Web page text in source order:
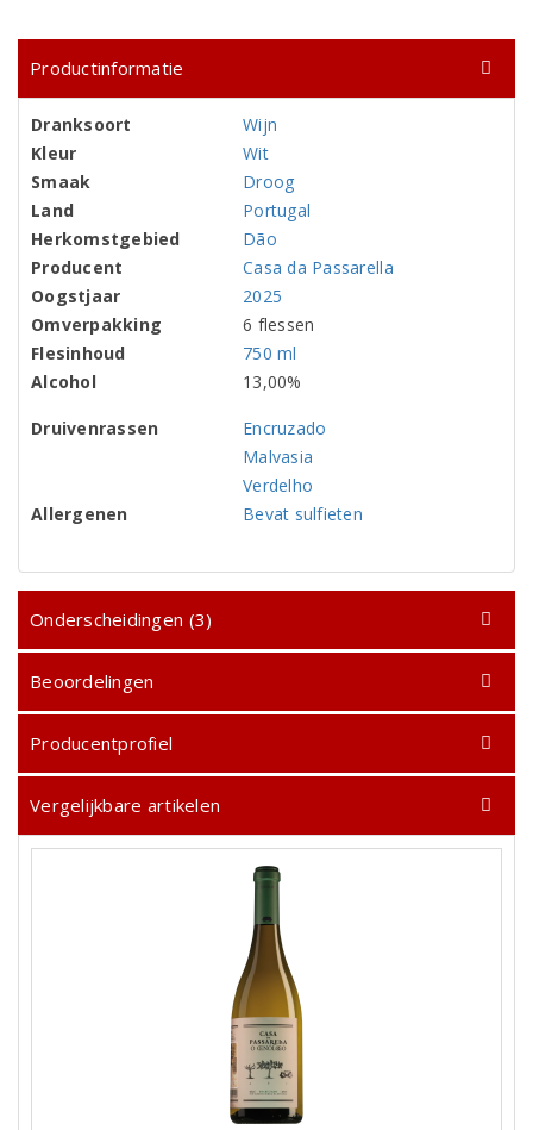
Productinformatie
Dranksoort
Wijn
Kleur
Wit
Smaak
Droog
Land
Portugal
Herkomstgebied
Dão
Producent
Casa da Passarella
Oogstjaar
2025
Omverpakking
6 flessen
Flesinhoud
750 ml
Alcohol
13,00%
Druivenrassen
Encruzado
Malvasia
Verdelho
Allergenen
Bevat sulfieten
Onderscheidingen (3)
Beoordelingen
Producentprofiel
Vergelijkbare artikelen